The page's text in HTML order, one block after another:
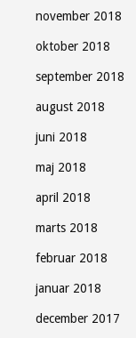
november 2018
oktober 2018
september 2018
august 2018
juni 2018
maj 2018
april 2018
marts 2018
februar 2018
januar 2018
december 2017